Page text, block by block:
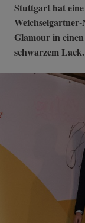
Stuttgart hat
Glamour in
schwarzem